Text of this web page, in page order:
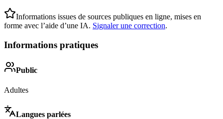
Informations issues de sources publiques en ligne, mises en
forme avec l’aide d’une IA. Signaler une correction.
Informations pratiques
Public
Adultes
Langues parlées